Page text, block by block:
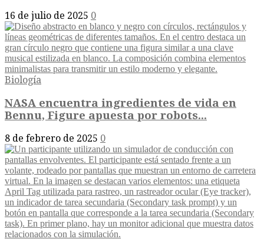
16 de julio de 2025 0
Biología
NASA encuentra ingredientes de vida en
Bennu, Figure apuesta por robots...
8 de febrero de 2025 0